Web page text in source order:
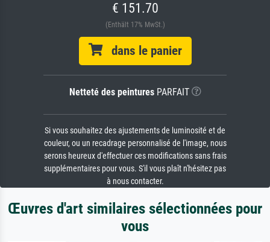
€ 151.70
(Enthält 17% MwSt.)
dans le panier
Netteté des peinturesPARFAIT
Si vous souhaitez des ajustements de luminosité et de
couleur, ou un recadrage personnalisé de l'image, nous
serons heureux d'effectuer ces modifications sans frais
supplémentaires pour vous. S'il vous plaît n'hésitez pas
à nous contacter.
Œuvres d'art similaires sélectionnées pour
vous